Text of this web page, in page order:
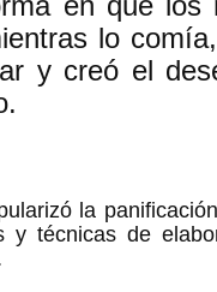
lo
y creó el
la
y técnicas de